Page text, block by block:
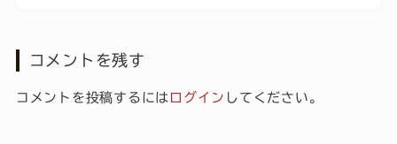
コメントを残す
コメントを投稿するには ログイン してください。